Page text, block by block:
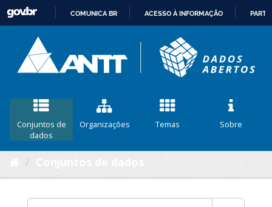
CONTEÚDO
COMUNICA BR ACESSO À INFORMAÇÃO
Conjuntos de
dados
Organizações Temas Sobre